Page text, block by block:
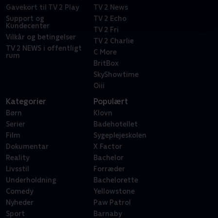
Gavekort til TV 2 Play
Support og
Kundecenter
Vilkår og betingelser
TV 2 NEWS i offentligt
rum
TV 2 News
TV 2 Echo
TV 2 Fri
TV 2 Charlie
C More
BritBox
SkyShowtime
Oiii
Kategorier
Børn
Serier
Film
Dokumentar
Reality
Livsstil
Underholdning
Comedy
Nyheder
Sport
Populært
Klovn
Badehotellet
Sygeplejeskolen
X Factor
Bachelor
Forræder
Bachelorette
Yellowstone
Paw Patrol
Barnaby